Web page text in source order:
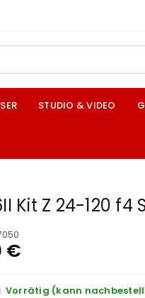
STUDIO & VIDEO
Kit Z 24-120 f4
€
Vorrätig (kann